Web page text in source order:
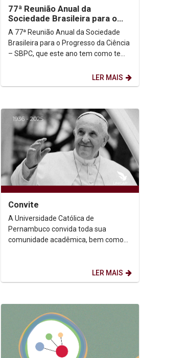
77ª Reunião Anual da
Sociedade Brasileira para o
Progresso da Ciência – SBPC
A 77ª Reunião Anual da Sociedade
Brasileira para o Progresso da Ciência
– SBPC, que este ano tem como tema
LER MAIS
Convite
A Universidade Católica de
Pernambuco convida toda sua
comunidade acadêmica, bem como
LER MAIS